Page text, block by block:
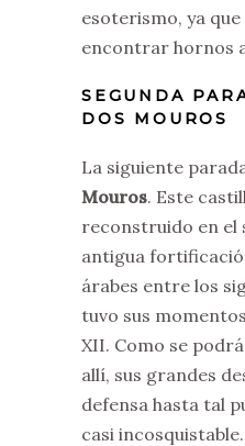
esoterismo, ya
encontrar hornos
SEGUNDA
DOS MOUROS
La siguiente
Mouros. Este
reconstruido en el
antigua
árabes entre los
tuvo sus
XII. Como se
allí, sus grandes
defensa hasta tal
casi